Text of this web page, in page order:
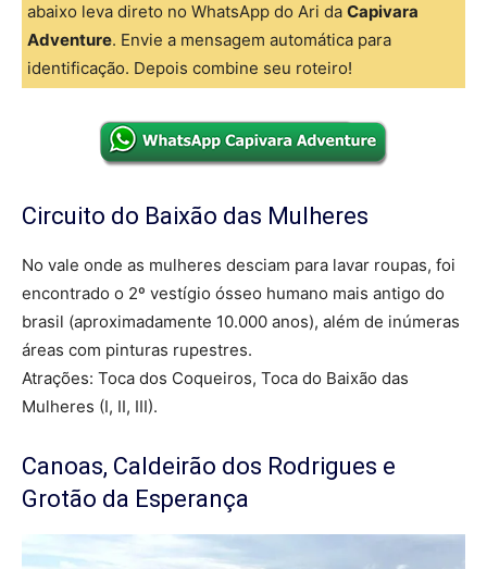
abaixo leva direto no WhatsApp do Ari da Capivara
Adventure. Envie a mensagem automática para
identificação. Depois combine seu roteiro!
Circuito do Baixão das Mulheres
No vale onde as mulheres desciam para lavar roupas, foi
encontrado o 2º vestígio ósseo humano mais antigo do
brasil (aproximadamente 10.000 anos), além de inúmeras
áreas com pinturas rupestres.
Atrações: Toca dos Coqueiros, Toca do Baixão das
Mulheres (I, II, III).
Canoas, Caldeirão dos Rodrigues e
Grotão da Esperança